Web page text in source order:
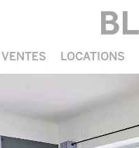
VENTES LOCATIONS